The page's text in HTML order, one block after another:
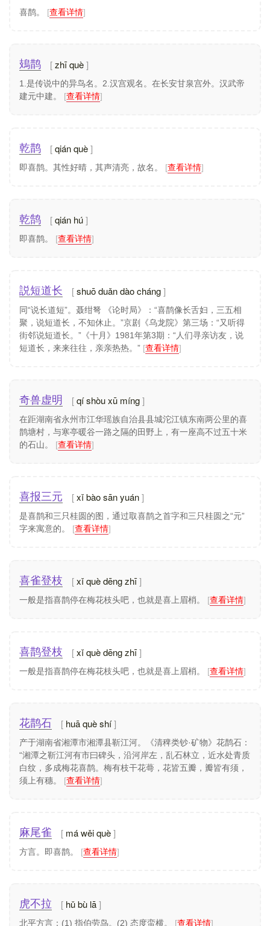
喜鹊。 [查看详情]
鳷鹊 zhī què
1.是传说中的异鸟名。2.汉宫观名。在长安甘泉宫外。汉武帝
建元中建。 [查看详情]
乾鹊 qián què
即喜鹊。其性好晴，其声清亮，故名。 [查看详情]
乾鹄 qián hú
即喜鹊。 [查看详情]
説短道长 shuō duǎn dào cháng
同“说长道短”。聂绀弩 《论时局》：“喜鹊像长舌妇，三五相
聚，说短道长，不知休止。”京剧《乌龙院》第三场：“又听得
街邻说短道长。”《十月》1981年第3期：“人们寻亲访友，说
短道长，来来往往，亲亲热热。” [查看详情]
奇兽虚明 qí shòu xū míng
在距湖南省永州市江华瑶族自治县县城沱江镇东南两公里的喜
鹊塘村，与寒亭暖谷一路之隔的田野上，有一座高不过五十米
的石山。 [查看详情]
喜报三元 xǐ bào sān yuán
是喜鹊和三只桂圆的图，通过取喜鹊之首字和三只桂圆之“元”
字来寓意的。 [查看详情]
喜雀登枝 xǐ què dēng zhī
一般是指喜鹊停在梅花枝头吧，也就是喜上眉梢。 [查看详情]
喜鹊登枝 xǐ què dēng zhī
一般是指喜鹊停在梅花枝头吧，也就是喜上眉梢。 [查看详情]
花鹊石 huā què shí
产于湖南省湘潭市湘潭县靳江河。《清稗类钞·矿物》花鹊石：
“湘潭之靳江河有市曰碑头，沿河岸左，乱石林立，近水处青质
白纹，多成梅花喜鹊。梅有枝干花蕚，花皆五瓣，瓣皆有须，
须上有穗。 [查看详情]
麻尾雀 má wěi què
方言。即喜鹊。 [查看详情]
虎不拉 hǔ bù lā
北平方言：(1)​ 指伯劳鸟。(2)​ 态度蛮横。 [查看详情]